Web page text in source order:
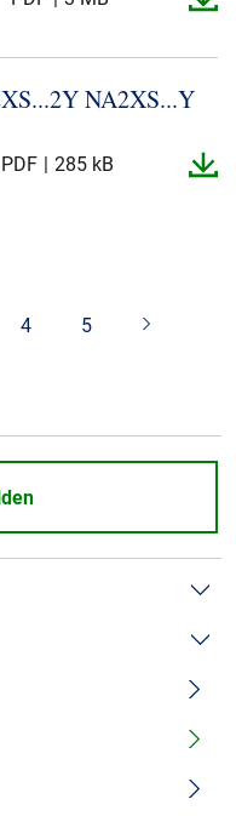
NA2XS.​.​.​Y
PDF 285 kB
4 5